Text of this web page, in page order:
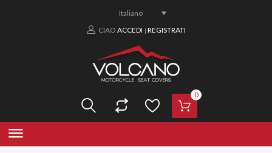
Italiano
CIAO ACCEDI | REGISTRATI
0